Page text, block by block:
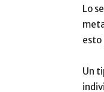
Lo
esto
Un